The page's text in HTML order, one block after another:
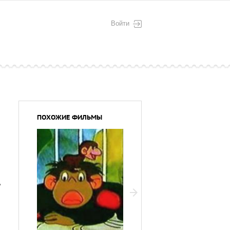
Войти
ПОХОЖИЕ ФИЛЬМЫ